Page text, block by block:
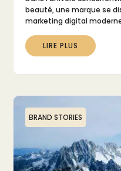
beauté, une marque se
marketing digital
LIRE PLUS
BRAND STORIES